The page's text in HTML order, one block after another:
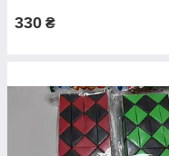
330 ₴